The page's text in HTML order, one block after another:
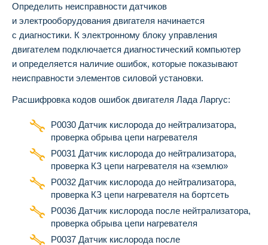
Определить неисправности датчиков
и электрооборудования двигателя начинается
с диагностики. К электронному блоку управления
двигателем подключается диагностический компьютер
и определяется наличие ошибок, которые показывают
неисправности элементов силовой установки.
Расшифровка кодов ошибок двигателя Лада Ларгус:
Р0030 Датчик кислорода до нейтрализатора,
проверка обрыва цепи нагревателя
Р0031 Датчик кислорода до нейтрализатора,
проверка КЗ цепи нагревателя на «землю»
Р0032 Датчик кислорода до нейтрализатора,
проверка КЗ цепи нагревателя на бортсеть
Р0036 Датчик кислорода после нейтрализатора,
проверка обрыва цепи нагревателя
Р0037 Датчик кислорода после